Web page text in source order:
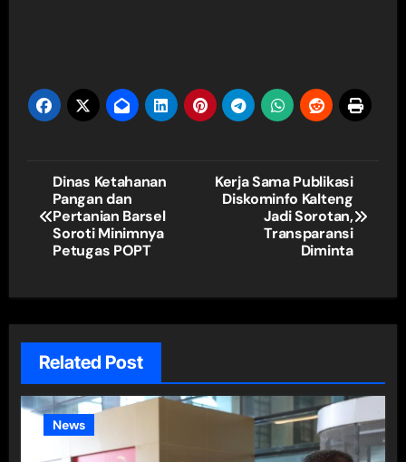
Navigasi
pos
Dinas Ketahanan
Pangan dan
Pertanian Barsel
Soroti Minimnya
Petugas POPT
Kerja Sama Publikasi
Diskominfo Kalteng
Jadi Sorotan,
Transparansi
Diminta
Related Post
News